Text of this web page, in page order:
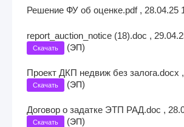
Решение ФУ об оценке.pdf , 28.04.25
report_auction_notice (18).doc ,
Скачать (ЭП)
Проект ДКП недвиж без залога.docx
Скачать (ЭП)
Договор о задатке ЭТП РАД.doc ,
Скачать (ЭП)